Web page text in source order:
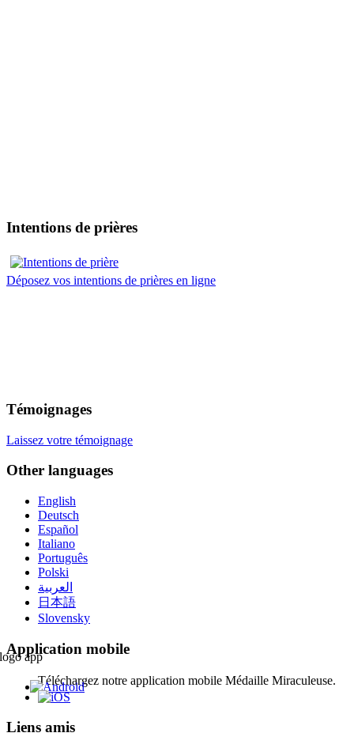
Intentions de prières
Déposez vos intentions de prières en ligne
Témoignages
Laissez votre témoignage
Other languages
English
Deutsch
Español
Italiano
Português
Polski
العربية
日本語
Slovensky
Application mobile
Téléchargez notre application mobile Médaille Miraculeuse.
Liens amis